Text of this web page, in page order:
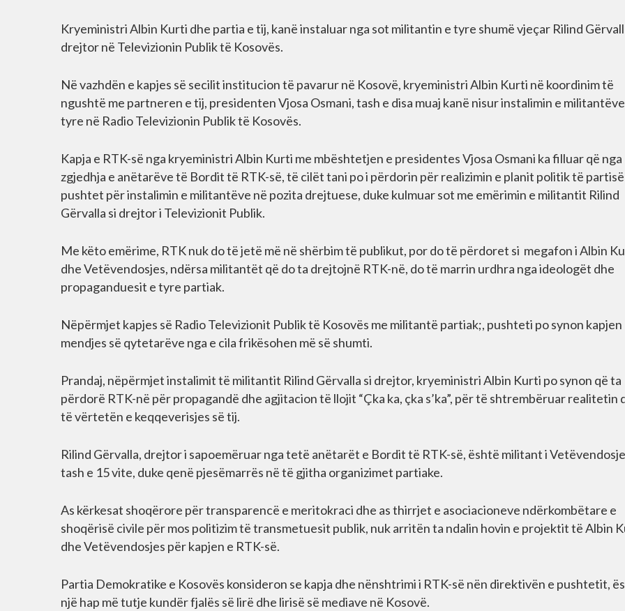
Kryeministri Albin Kurti dhe partia e tij, kanë instaluar nga sot militantin e tyre shumë vjeçar Rilind
drejtor në Televizionin Publik të Kosovës.
Në vazhdën e kapjes së secilit institucion të pavarur në Kosovë, kryeministri Albin Kurti në koordinim të
ngushtë me partneren e tij, presidenten Vjosa Osmani, tash e disa muaj kanë nisur instalimin e
tyre në Radio Televizionin Publik të Kosovës.
Kapja e RTK-së nga kryeministri Albin Kurti me mbështetjen e presidentes Vjosa Osmani ka filluar që nga
zgjedhja e anëtarëve të Bordit të RTK-së, të cilët tani po i përdorin për realizimin e planit politik të
pushtet për instalimin e militantëve në pozita drejtuese, duke kulmuar sot me emërimin e militantit Rilind
Gërvalla si drejtor i Televizionit Publik.
Me këto emërime, RTK nuk do të jetë më në shërbim të publikut, por do të përdoret si megafon i Albin
dhe Vetëvendosjes, ndërsa militantët që do ta drejtojnë RTK-në, do të marrin urdhra nga ideologët dhe
propaganduesit e tyre partiak.
Nëpërmjet kapjes së Radio Televizionit Publik të Kosovës me militantë partiak;, pushteti po synon kapjen
mendjes së qytetarëve nga e cila frikësohen më së shumti.
Prandaj, nëpërmjet instalimit të militantit Rilind Gërvalla si drejtor, kryeministri Albin Kurti po synon që ta
përdorë RTK-në për propagandë dhe agjitacion të llojit “Çka ka, çka s’ka”, për të shtrembëruar realitetin
të vërtetën e keqqeverisjes së tij.
Rilind Gërvalla, drejtor i sapoemëruar nga tetë anëtarët e Bordit të RTK-së, është militant i
tash e 15 vite, duke qenë pjesëmarrës në të gjitha organizimet partiake.
As kërkesat shoqërore për transparencë e meritokraci dhe as thirrjet e asociacioneve ndërkombëtare e
shoqërisë civile për mos politizim të transmetuesit publik, nuk arritën ta ndalin hovin e projektit të Albin
dhe Vetëvendosjes për kapjen e RTK-së.
Partia Demokratike e Kosovës konsideron se kapja dhe nënshtrimi i RTK-së nën direktivën e pushtetit,
një hap më tutje kundër fjalës së lirë dhe lirisë së mediave në Kosovë.